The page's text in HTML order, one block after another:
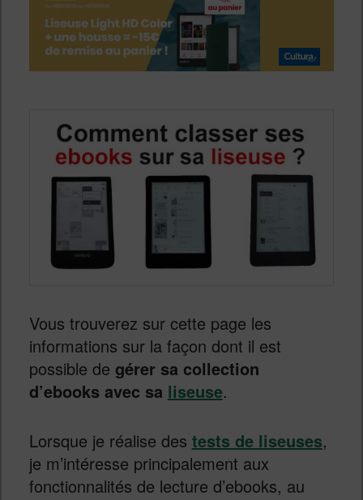
Vous trouverez sur cette page les
informations sur la façon dont il est
possible de gérer sa collection
d’ebooks avec sa liseuse.
Lorsque je réalise des tests de liseuses,
je m’intéresse principalement aux
fonctionnalités de lecture d’ebooks, au